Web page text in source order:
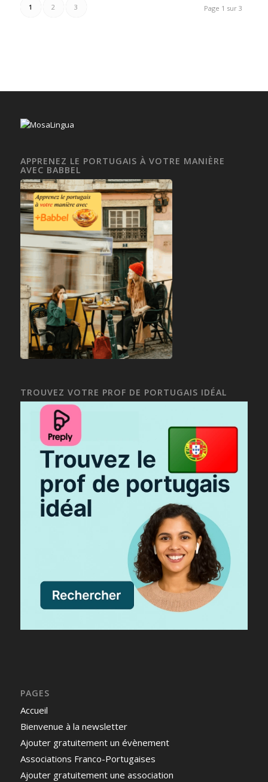
Page 1 sur 3
1 2 3
APPRENEZ LE PORTUGAIS À VOTRE MANIÈRE
AVEC BABBEL
TROUVEZ VOTRE PROF DE PORTUGAIS IDÉAL
PAGES
Accueil
Bienvenue à la newsletter
Ajouter gratuitement un évènement
Associations Franco-Portugaises
Ajouter gratuitement une association